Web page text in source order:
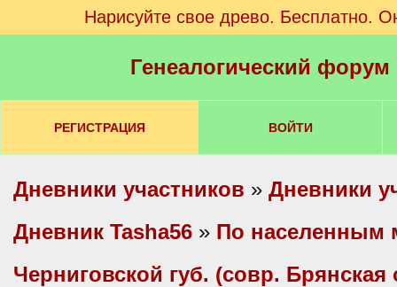
Нарисуйте свое древо. Бесплатно.
Генеалогический
РЕГИСТРАЦИЯ ВОЙТИ
Дневники участников » Дневники
Дневник Tasha56 » По населенным
Черниговской губ. (совр. Брянская